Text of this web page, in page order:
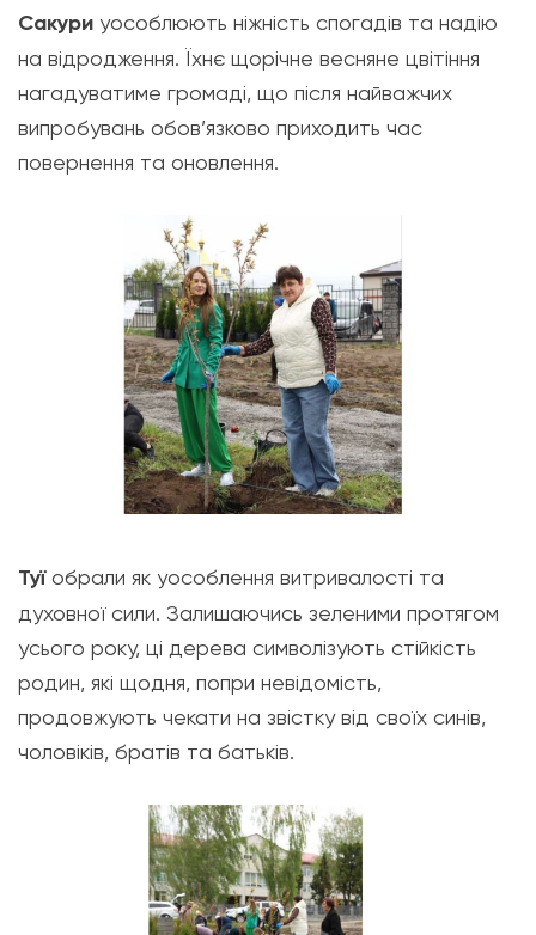
Сакури уособлюють ніжність спогадів та надію
на відродження. Їхнє щорічне весняне цвітіння
нагадуватиме громаді, що після найважчих
випробувань обов’язково приходить час
повернення та оновлення.
Туїобрали як уособлення витривалості та
духовної сили. Залишаючись зеленими протягом
усього року, ці дерева символізують стійкість
родин, які щодня, попри невідомість,
продовжують чекати на звістку від своїх синів,
чоловіків, братів та батьків.